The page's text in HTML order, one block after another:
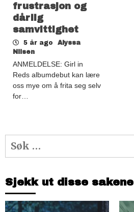
frustrasjon og
dårlig
samvittighet
5 år ago
Alyssa
Nilsen
ANMELDELSE: Girl in
Reds albumdebut kan lære
oss mye om å frita seg selv
for…
Søk
etter:
Sjekk ut disse sakene